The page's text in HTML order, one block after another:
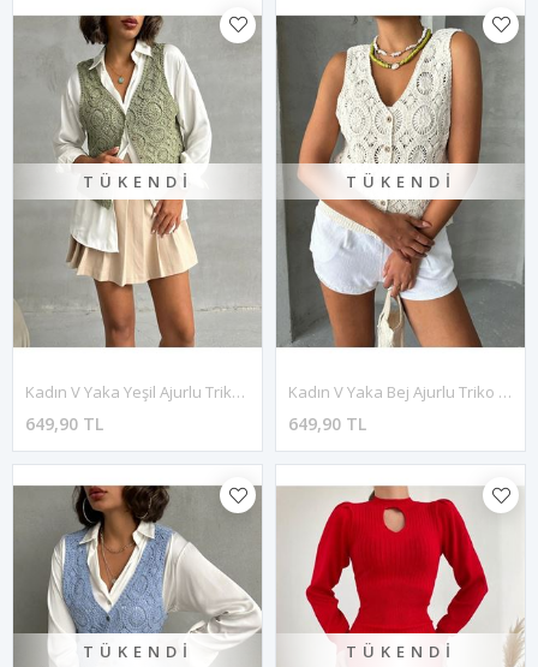
TÜKENDI
Kadın V Yaka Yeşil Ajurlu Triko Örgü Yelek 3F-2296
649,90 TL
TÜKENDI
Kadın V Yaka Bej Ajurlu Triko Örgü Yelek 3F-2295
649,90 TL
TÜKENDI TÜKENDI